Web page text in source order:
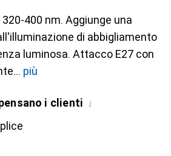
400 nm. Aggiunge una
di abbigliamento
luminosa. Attacco E27 con
più
i clienti i